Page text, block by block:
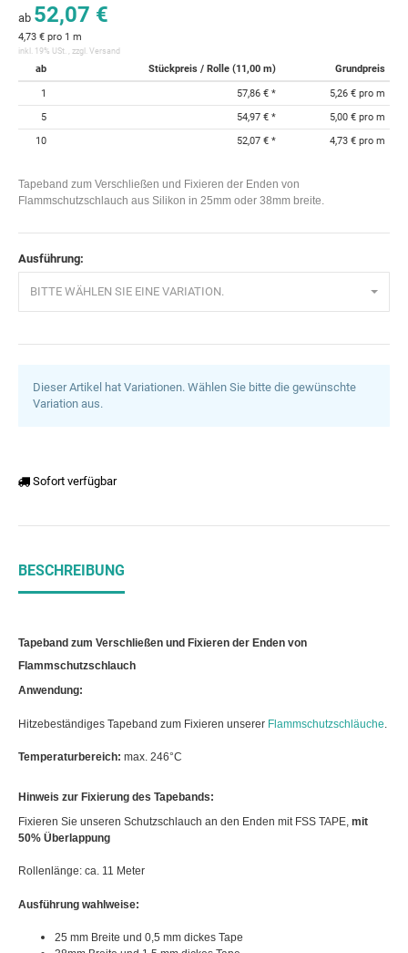
ab 52,07 €
4,73 € pro 1 m
inkl. 19% USt. , zzgl. Versand
ab Stückpreis / Rolle (11,00 m) Grundpreis
1 57,86 € *
5,26 € pro m
5
54,97 € *
5,00 € pro m
10
52,07 € * 4,73 € pro m
Tapeband zum Verschließen und Fixieren der Enden von
Flammschutzschlauch aus Silikon in 25mm oder 38mm breite.
Ausführung:
BITTE WÄHLEN SIE EINE VARIATION.
Dieser Artikel hat Variationen. Wählen Sie bitte die gewünschte
Variation aus.
Sofort verfügbar
BESCHREIBUNG
Tapeband zum Verschließen und Fixieren der Enden von
Flammschutzschlauch
Anwendung:
Hitzebeständiges Tapeband zum Fixieren unserer Flammschutzschläuche
Temperaturbereich: max. 246°C
Hinweis zur Fixierung des Tapebands:
Fixieren Sie unseren Schutzschlauch an den Enden mit FSS TAPE, mit
50% Überlappung
Rollenlänge: ca. 11 Meter
Ausführung wahlweise:
25 mm Breite und 0,5 mm dickes Tape